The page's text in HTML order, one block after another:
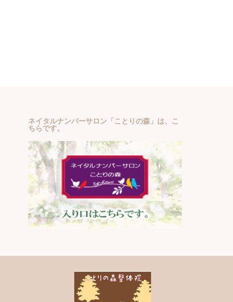
ネイタルナンバーサロン「ことりの森」は、こ
ちらです。